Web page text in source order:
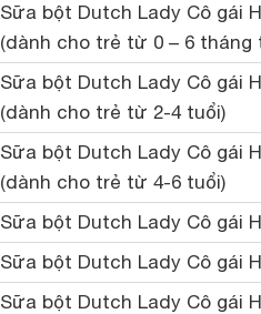
Sữa bột Dutch Lady Cô gái
(dành cho trẻ từ 0 – 6 tháng
Sữa bột Dutch Lady Cô gái
(dành cho trẻ từ 2-4 tuổi)
Sữa bột Dutch Lady Cô gái
(dành cho trẻ từ 4-6 tuổi)
Sữa bột Dutch Lady Cô gái
Sữa bột Dutch Lady Cô gái
Sữa bột Dutch Lady Cô gái